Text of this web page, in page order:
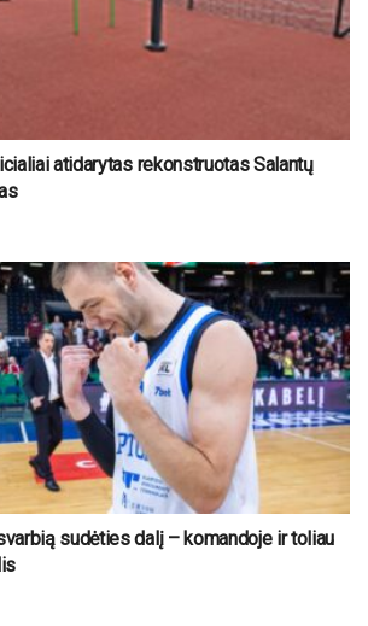
atidarytas rekonstruotas Salantų
sudėties dalį – komandoje ir toliau